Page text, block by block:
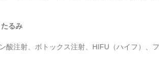
るみ
酸注射、ボトックス注射、HIFU（ハイフ）、